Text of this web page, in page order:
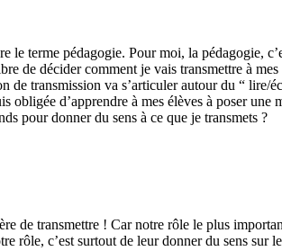
terme pédagogie. Pour moi, la pédagogie,
de décider comment je vais transmettre à
de transmission va s’articuler autour du “
obligée d’apprendre à mes élèves à poser
pour donner du sens à ce que je transmets ?
de transmettre ! Car notre rôle le plus
rôle, c’est surtout de leur donner du sens